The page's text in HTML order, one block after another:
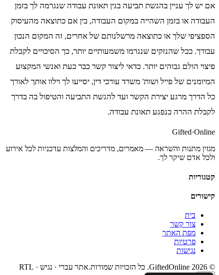
אם יש לך עניין בהגשת תביעה בגין תאונת עבודה שנגרמה לך בזמן
העבודה או בזמן השהייה במקום העבודה, בין אם כתוצאה מהעיסוק
הספציפי שלך או כתוצאה מרשלנותם של אחרים, זה המקום הנכון
עבורך. ככל שהנזקים שנגרמו משמעותיים יותר, כך הסיכויים לקבלת
פיצוי הולם גבוהים יותר. כדאי ליצור קשר כבר כעת ואנשי המקצוע
המיומנים של פייל ושות' משרד עורכי דין, יסייעו לך וילוו אותך לאורך
כל הדרך מרגע יצירת הקשר ועד להגשת התביעה והטיפול בה בדרך
לקבלת ההרה כנפגע תאונת עבודה.
Gifted·Online
מגזין מתנות והשראה — מאמרים, מדריכים והמלצות עדכניות לכל אירוע
ולכל אדם שיקר לך.
קטגוריות
קישורים
בית
צור קשר
מפת האתר
פרטיות
נגישות
©
2026 אתר עברי · נגיש · RTL